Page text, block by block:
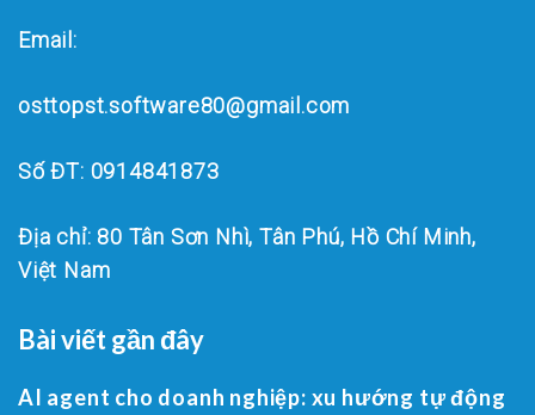
Email:
osttopst.software80@gmail.com
Số ĐT: 0914841873
Địa chỉ: 80 Tân Sơn Nhì, Tân Phú, Hồ Chí Minh,
Việt Nam
Bài viết gần đây
AI agent cho doanh nghiệp: xu hướng tự động